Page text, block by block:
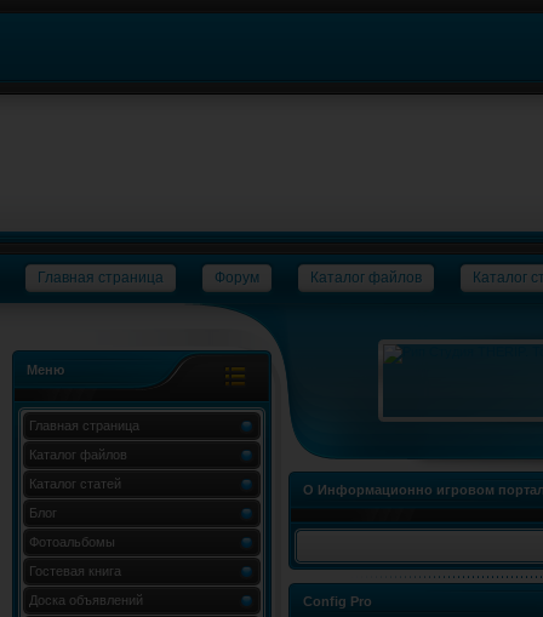
Главная страница Форум Каталог файлов Каталог
Меню
Главная страница
Каталог файлов
Каталог статей
Блог
Фотоальбомы
Гостевая книга
Доска объявлений
О Информационно игровом
Config Pro